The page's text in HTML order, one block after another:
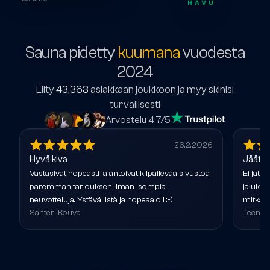
Sauna pidetty kuumanavuodesta
2024
Liity43,363 asiakkaan joukkoon ja myy skinisi
turvallisesti
Arvostelu 4.7/5
26.2.2026
Hyvä kiva
Vastasivat nopeasti ja antoivat kilpailevaa sivustoa
paremman tarjouksen ilman isompia
neuvotteluja. Ystävällistä ja nopeaa oli :-)
Santeri Kouva
Ei
ja
mitkä
Teemu